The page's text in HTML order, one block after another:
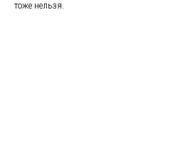
тоже нельзя.